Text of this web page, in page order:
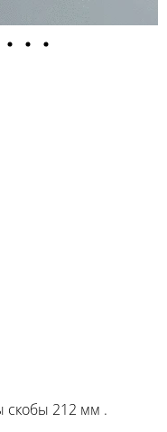
скобы 212 мм .